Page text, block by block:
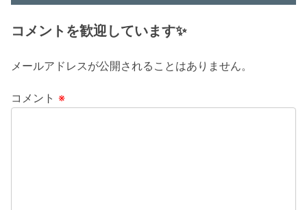
コメントを歓迎しています✨
メールアドレスが公開されることはありません。
コメント ※